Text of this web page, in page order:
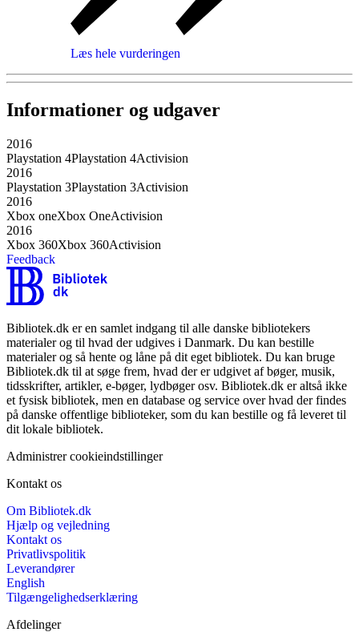
Læs hele vurderingen
Informationer og udgaver
2016
Playstation 4Playstation 4Activision
2016
Playstation 3Playstation 3Activision
2016
Xbox oneXbox OneActivision
2016
Xbox 360Xbox 360Activision
Feedback
Bibliotek.dk er en samlet indgang til alle danske bibliotekers
materialer og til hvad der udgives i Danmark. Du kan bestille
materialer og så hente og låne på dit eget bibliotek. Du kan bruge
Bibliotek.dk til at søge frem, hvad der er udgivet af bøger, musik,
tidsskrifter, artikler, e-bøger, lydbøger osv. Bibliotek.dk er altså ikke
et fysisk bibliotek, men en database og service over hvad der findes
på danske offentlige biblioteker, som du kan bestille og få leveret til
dit lokale bibliotek.
Administrer cookieindstillinger
Kontakt os
Om Bibliotek.dk
Hjælp og vejledning
Kontakt os
Privatlivspolitik
Leverandører
English
Tilgængelighedserklæring
Afdelinger